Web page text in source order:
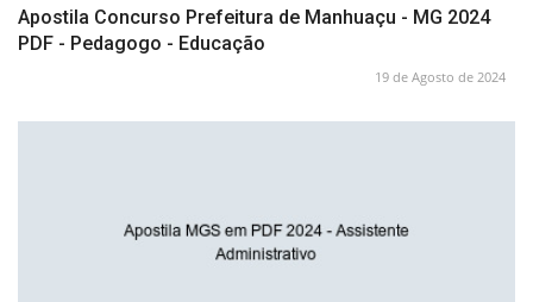
Apostila Concurso Prefeitura de Manhuaçu - MG 2024
PDF - Pedagogo - Educação
19 de Agosto de 2024